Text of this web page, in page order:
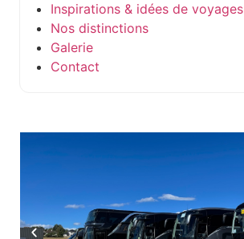
Inspirations & idées de voyages
Nos distinctions
Galerie
Contact